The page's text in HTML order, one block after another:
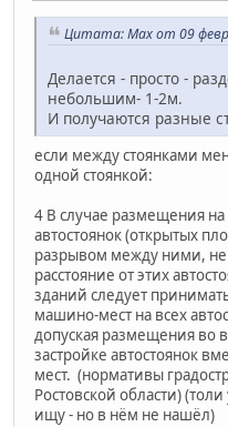
Цитата: Max от 09
Делается - просто -
небольшим- 1-2м.
И получаются разные
если между стоянками
одной стоянкой:
4 В случае размещения
автостоянок (открытых
разрывом между ними,
расстояние от этих
зданий следует
машино-мест на всех
допуская размещения во
застройке автостоянок
мест. (нормативы
Ростовской области)
ищу - но в нём не нашёл)